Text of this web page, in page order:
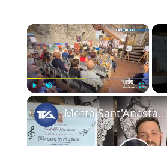
×
Play Unmute Fullscreen
Motta Sant'Anastasia. L'omaggio al tenore mottese Giuseppe Di Stefano nel giorno della sua nascita.